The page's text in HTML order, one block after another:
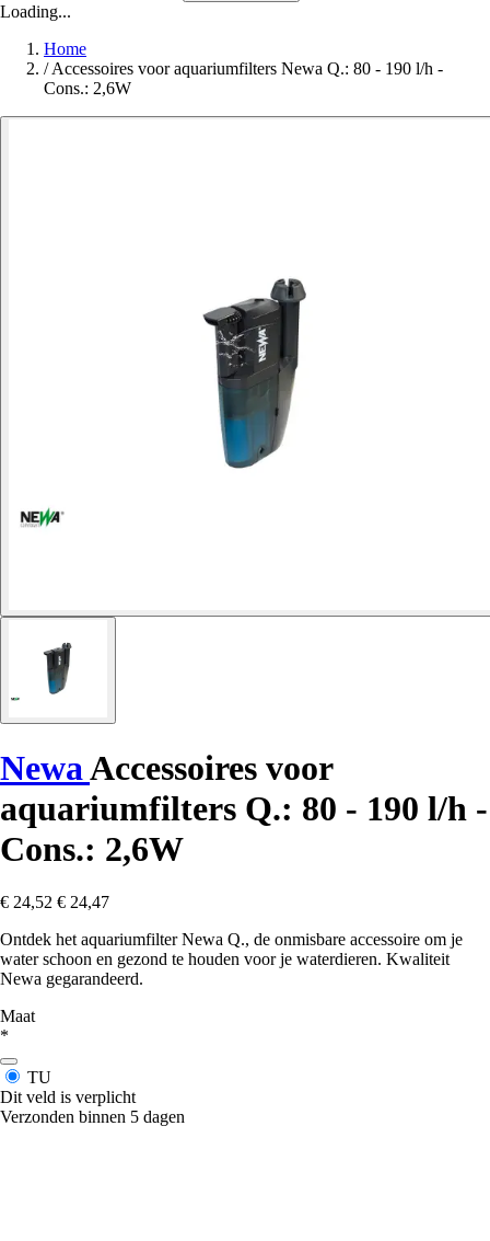
Loading...
Home
/ Accessoires voor aquariumfilters Newa Q.: 80 - 190 l/h -
Cons.: 2,6W
NewaAccessoires voor
aquariumfilters Q.: 80 - 190 l/h -
Cons.: 2,6W
€ 24,52 € 24,47
Ontdek het aquariumfilter Newa Q., de onmisbare accessoire om je
water schoon en gezond te houden voor je waterdieren. Kwaliteit
Newa gegarandeerd.
Maat
*
TU
Dit veld is verplicht
Verzonden binnen 5 dagen